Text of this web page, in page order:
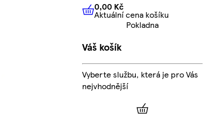
0,00 KčAktuální cena košíku
0,00 Kč
Aktuální cena košíku
Pokladna
Váš košík
Vyberte službu, která je pro Vás
nejvhodnější